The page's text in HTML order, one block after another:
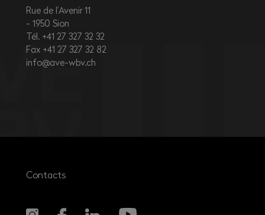
Rue de l’Avenir 11
1950 Sion
Tél. +41 27 327 32 32
Fax +41 27 327 32 82
info@ave-wbv.ch
Contacts